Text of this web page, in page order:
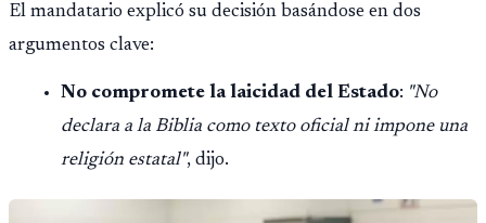
El mandatario explicó su decisión basándose en dos
argumentos clave:
No compromete la laicidad del Estado: "No
declara a la Biblia como texto oficial ni impone una
religión estatal", dijo.